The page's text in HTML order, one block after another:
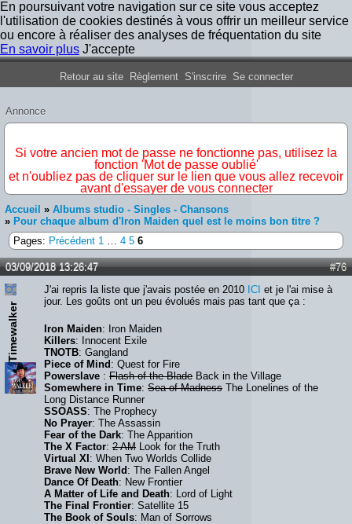
En poursuivant votre navigation sur ce site vous acceptez
l'utilisation de cookies destinés à vous offrir un meilleur service
ou encore à réaliser des analyses de fréquentation du site
En savoir plus J'accepte
Forum Iron Maiden France
Retour au site Règlement S'inscrire Se connecter
Annonce
Si votre ancien mot de passe ne fonctionne pas, utilisez la
fonction 'Mot de passe oublié'
et n'oubliez pas de cliquer sur le lien que vous allez recevoir
avant d'essayer de vous connecter
Accueil » Albums studio - Singles - Chansons
» Pour chaque album d'Iron Maiden quel est le moins bon titre ?
Pages: Précédent 1 … 4 5 6
#76
03/09/2018 13:26:47
Timewalker
J'ai repris la liste que j'avais postée en 2010 ICI et je l'ai mise à
jour. Les goûts ont un peu évolués mais pas tant que ça :
Iron Maiden: Iron Maiden
Killers: Innocent Exile
TNOTB: Gangland
Piece of Mind: Quest for Fire
Powerslave : Flash of the Blade Back in the Village
Somewhere in Time: Sea of Madness The Lonelines of the
Long Distance Runner
SSOASS: The Prophecy
No Prayer: The Assassin
Fear of the Dark: The Apparition
The X Factor: 2 AM Look for the Truth
Virtual XI: When Two Worlds Collide
Brave New World: The Fallen Angel
Dance Of Death: New Frontier
A Matter of Life and Death: Lord of Light
The Final Frontier: Satellite 15
The Book of Souls: Man of Sorrows